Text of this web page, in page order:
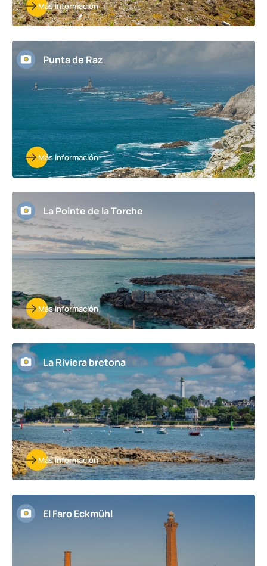
Más información
Punta de Raz
Más información
La Pointe de la Torche
Más información
La Riviera bretona
Más información
El Faro Eckmühl